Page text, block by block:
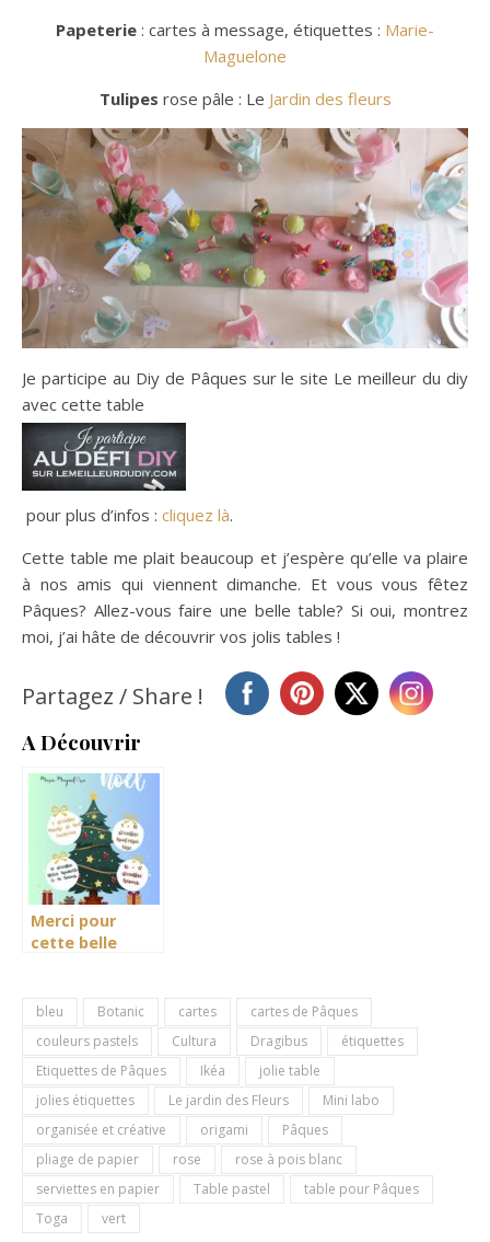
Papeterie : cartes à message, étiquettes : Marie-
Maguelone
Tulipes rose pâle : Le Jardin des fleurs
Je participe au Diy de Pâques sur le site Le meilleur du diy
avec cette table
pour plus d’infos : cliquez là.
Cette table me plait beaucoup et j’espère qu’elle va plaire
à nos amis qui viennent dimanche. Et vous vous fêtez
Pâques? Allez-vous faire une belle table? Si oui, montrez
moi, j’ai hâte de découvrir vos jolis tables !
Partagez / Share !
A Découvrir
Merci pour
cette belle
bleu Botanic cartes
cartes de Pâques
couleurs pastels
Cultura Dragibus
étiquettes
Etiquettes de Pâques
Ikéa
jolie table
jolies étiquettes
Le jardin des Fleurs
Mini labo
organisée et créative
origami
Pâques
pliage de papier
rose
rose à pois blanc
serviettes en papier
Table pastel
table pour Pâques
Toga
vert